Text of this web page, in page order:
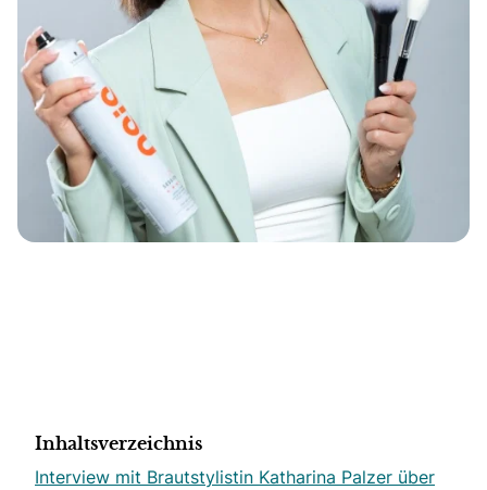
Inhaltsverzeichnis
Interview mit Brautstylistin Katharina Palzer über